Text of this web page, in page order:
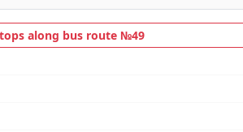
along bus route №49